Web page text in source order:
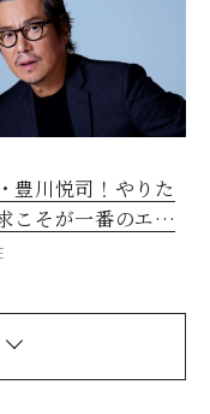
豊川悦司！やりた
こそが一番のエネ